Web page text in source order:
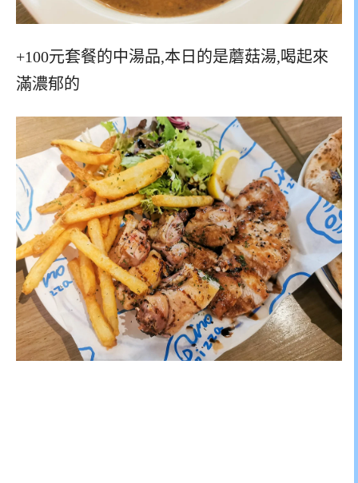
+100元套餐的中湯品,本日的是蘑菇湯,喝起來
滿濃郁的